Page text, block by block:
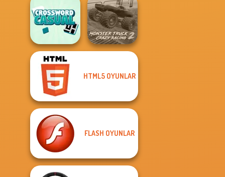
Cyber Highway
Escape
Night City Racing
Casual
Crossword
Monster Truck
HTML5 OYUNLAR
FLASH OYUNLAR